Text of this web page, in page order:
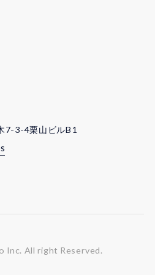
7-3-4栗山ビルB1
Inc. All right Reserved.